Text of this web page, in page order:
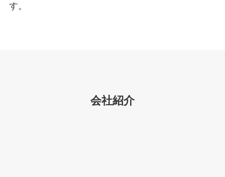
す。
会社紹介